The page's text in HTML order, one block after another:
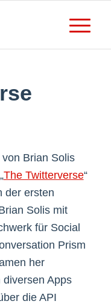
von Brian Solis
The Twitterverse“
der ersten
Solis mit
für Social
Prism
her
Apps
die API